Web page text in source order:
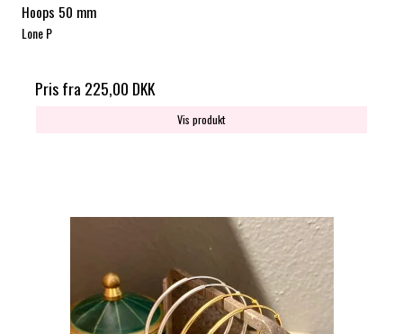
Hoops 50 mm
Lone P
Pris fra 225,00 DKK
Vis produkt